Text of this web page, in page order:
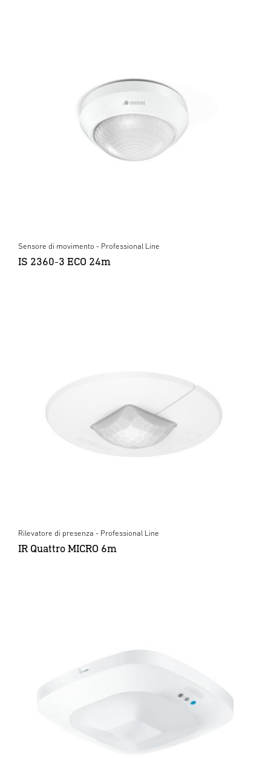
Sensore di movimento - Professional Line
IS 2360-3 ECO 24m
Rilevatore di presenza - Professional Line
IR Quattro MICRO 6m